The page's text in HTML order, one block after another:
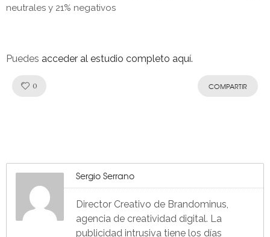
neutrales y 21% negativos
Puedes acceder al estudio completo aquí.
0 COMPARTIR
Sergio Serrano
Director Creativo de Brandominus,
agencia de creatividad digital. La
publicidad intrusiva tiene los días